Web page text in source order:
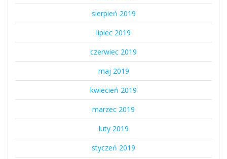
sierpień 2019
lipiec 2019
czerwiec 2019
maj 2019
kwiecień 2019
marzec 2019
luty 2019
styczeń 2019